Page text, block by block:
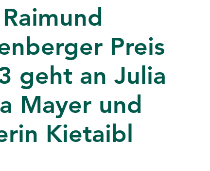
Preis
geht an Julia
Mayer und
Kietaibl